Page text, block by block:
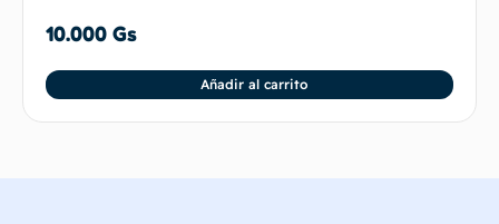
10.000 Gs
Añadir al carrito